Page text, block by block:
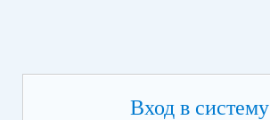
Вход в систему